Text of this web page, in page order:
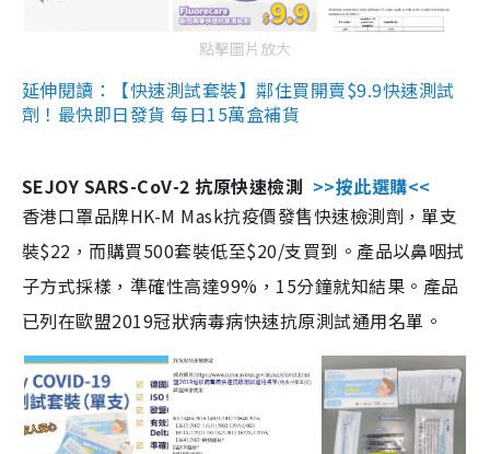
點擊圖片放大
延伸閱讀：【快速測試套裝】鄰住買開賣$9.9快速測試
劑！最快即日發貨 每日15萬盒補貨
SEJOY SARS-CoV-2 抗原快速檢測 >>按此選購<<
香港口罩品牌HK-M Mask抗疫價發售快速檢測劑，單支
裝$22，而購買500套裝低至$20/支買到。產品以鼻咽拭
子方式採樣，準確性高達99%，15分鐘就知結果。產品
已列在歐盟2019冠狀病毒病快速抗原測試通用名單。